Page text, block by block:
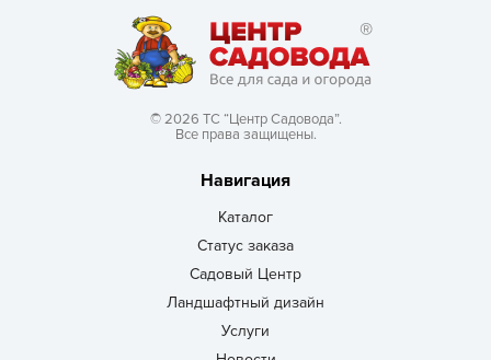
© 2026 ТС “Центр Садовода”.
Все права защищены.
Навигация
Каталог
Статус заказа
Садовый Центр
Ландшафтный дизайн
Услуги